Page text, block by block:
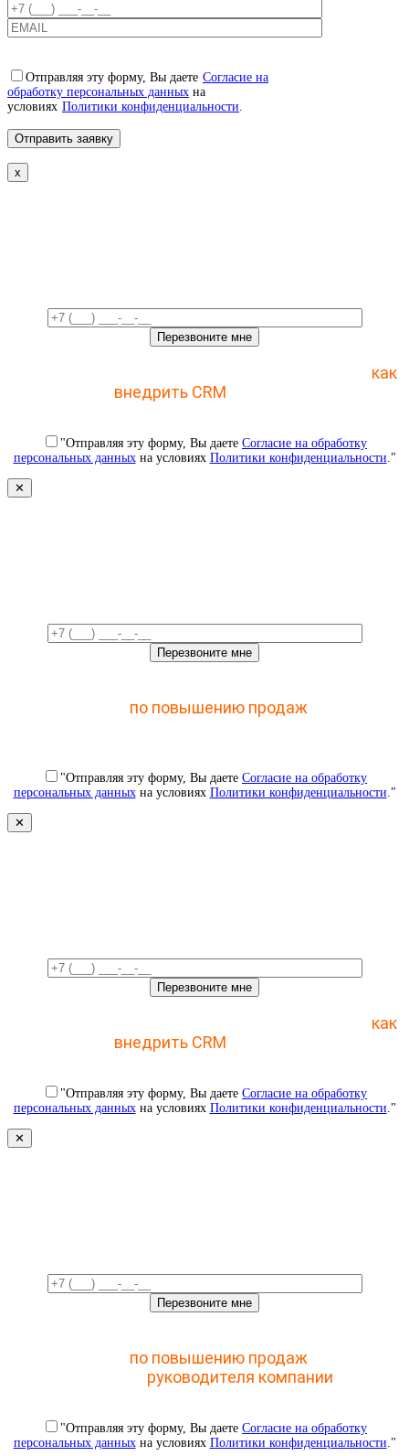
Отправляя эту форму, Вы даете Согласие на
обработку персональных данных на
условиях Политики конфиденциальности.
x
как
внедрить CRM
"Отправляя эту форму, Вы даете Согласие на обработку
персональных данныхна условиях Политики конфиденциальности."
✕
по повышению продаж
"Отправляя эту форму, Вы даете Согласие на обработку
персональных данныхна условиях Политики конфиденциальности."
✕
как
внедрить CRM
"Отправляя эту форму, Вы даете Согласие на обработку
персональных данныхна условиях Политики конфиденциальности."
✕
по повышению продаж
руководителя компании
"Отправляя эту форму, Вы даете Согласие на обработку
персональных данныхна условиях Политики конфиденциальности."